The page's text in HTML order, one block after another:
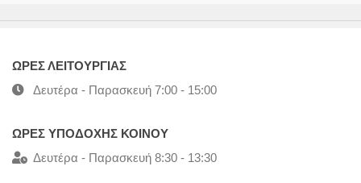
ΩΡΕΣ ΛΕΙΤΟΥΡΓΙΑΣ
Δευτέρα - Παρασκευή 7:00 - 15:00
ΩΡΕΣ ΥΠΟΔΟΧΗΣ ΚΟΙΝΟΥ
Δευτέρα - Παρασκευή 8:30 - 13:30